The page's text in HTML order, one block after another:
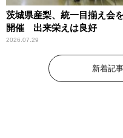
茨城県産梨、統一目揃え会
開催 出来栄えは良好
2026.07.29
新着記